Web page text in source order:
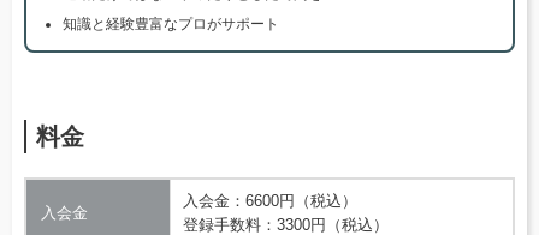
知識と経験豊富なプロがサポート
料金
入会金
入会金：6600円（税込）
登録手数料：3300円（税込）